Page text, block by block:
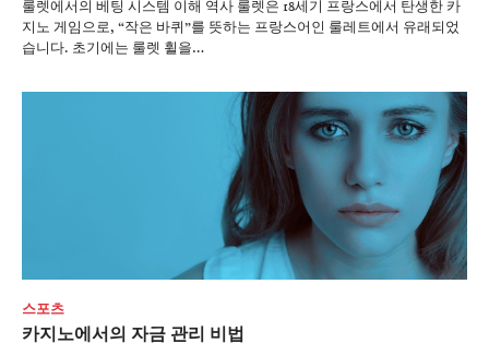
룰렛에서의 베팅 시스템 이해 역사 룰렛은 18세기 프랑스에서 탄생한 카
지노 게임으로, “작은 바퀴”를 뜻하는 프랑스어인 룰레트에서 유래되었
습니다. 초기에는 룰렛 휠을…
스포츠
카지노에서의 자금 관리 비법